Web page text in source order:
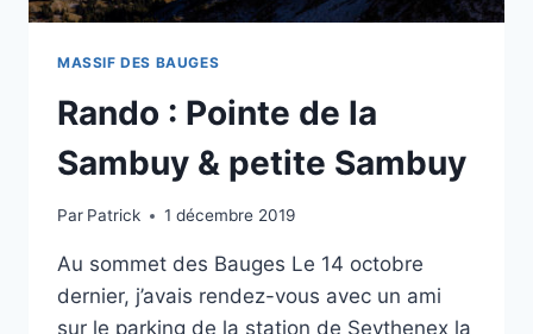
MASSIF DES BAUGES
Rando : Pointe de la
Sambuy & petite Sambuy
Par Patrick 1 décembre 2019
Au sommet des Bauges Le 14 octobre
dernier, j’avais rendez-vous avec un ami
sur le parking de la station de Seythenex la